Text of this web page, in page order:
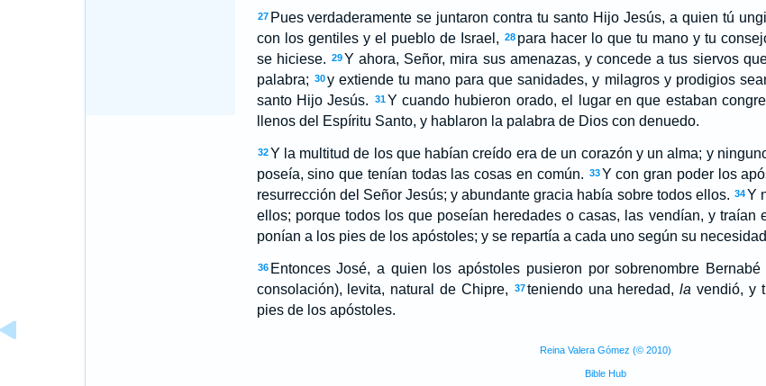
27 Pues verdaderamente se juntaron contra tu santo Hijo Jesús, a quien tú
con los gentiles y el pueblo de Israel, 28 para hacer lo que tu mano y tu
se hiciese. 29Y ahora, Señor, mira sus amenazas, y concede a tus siervos
palabra; 30y extiende tu mano para que sanidades, y milagros y prodigios
santo Hijo Jesús.
31Y cuando hubieron orado, el lugar en que estaban
llenos del Espíritu Santo, y hablaron la palabra de Dios con denuedo.
32 Y la multitud de los que habían creído era de un corazón y un alma; y
poseía, sino que tenían todas las cosas en común. 33 Y con gran poder los
resurrección del Señor Jesús; y abundante gracia había sobre todos ellos. 34Y
ellos; porque todos los que poseían heredades o casas, las vendían, y traían
ponían a los pies de los apóstoles; y se repartía a cada uno según su
36 Entonces José, a quien los apóstoles pusieron por sobrenombre
consolación), levita, natural de Chipre,
37teniendo una heredad,la vendió, y
pies de los apóstoles.
Reina Valera Gómez (© 2010)
Bible Hub